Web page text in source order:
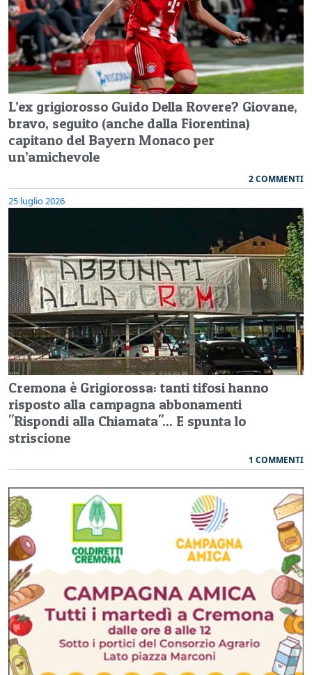
L’ex grigiorosso Guido Della Rovere? Giovane,
bravo, seguito (anche dalla Fiorentina)
capitano del Bayern Monaco per
un’amichevole
2 COMMENTI
25 luglio 2026
Cremona è Grigiorossa: tanti tifosi hanno
risposto alla campagna abbonamenti
"Rispondi alla Chiamata"... E spunta lo
striscione
1 COMMENTI